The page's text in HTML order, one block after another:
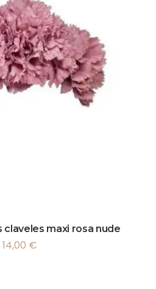
claveles maxi rosa nude
14,00 €